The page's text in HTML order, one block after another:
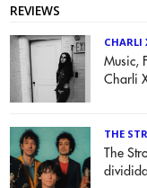
REVIEWS
CHARLI
Music,
Charli
THE
The